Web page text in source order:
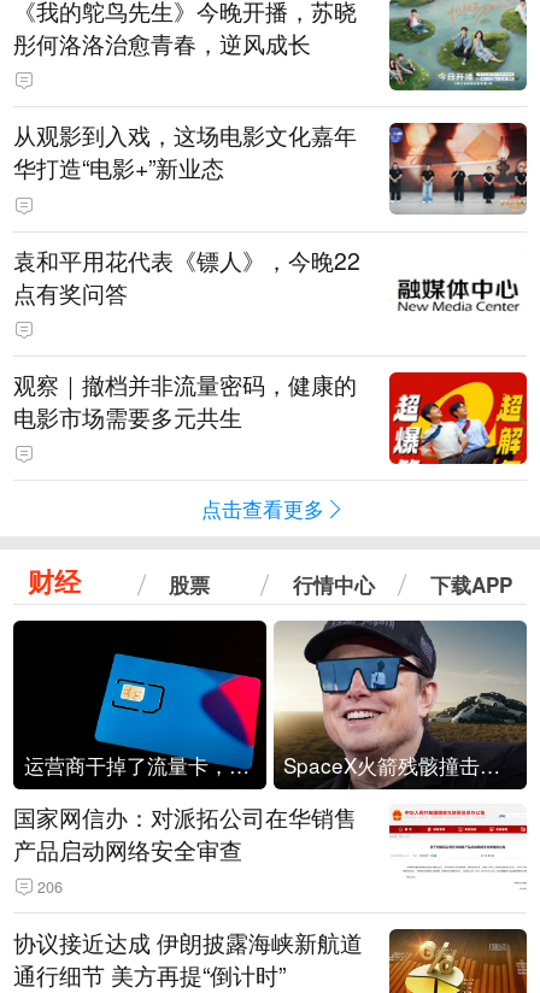
《我的鸵鸟先生》今晚开播，苏晓
彤何洛洛治愈青春，逆风成长
从观影到入戏，这场电影文化嘉年
华打造“电影+”新业态
袁和平用花代表《镖人》，今晚22
点有奖问答
观察｜撤档并非流量密码，健康的
电影市场需要多元共生
点击查看更多
财经 股票 行情中心 下载APP
运营商干掉了流量卡，他们真的玩不起了 SpaceX火箭残骸撞击月球
国家网信办：对派拓公司在华销售
产品启动网络安全审查
206
协议接近达成 伊朗披露海峡新航道
通行细节 美方再提“倒计时”